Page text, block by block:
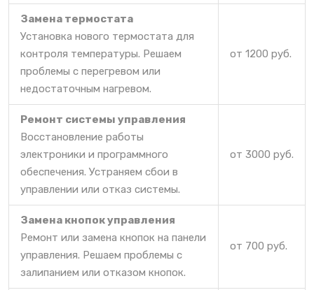
Замена термостата
Установка нового термостата для
контроля температуры. Решаем
проблемы с перегревом или
недостаточным нагревом.
от 1200 руб.
Ремонт системы управления
Восстановление работы
электроники и программного
обеспечения. Устраняем сбои в
управлении или отказ системы.
от 3000 руб.
Замена кнопок управления
Ремонт или замена кнопок на панели
управления. Решаем проблемы с
залипанием или отказом кнопок.
от 700 руб.